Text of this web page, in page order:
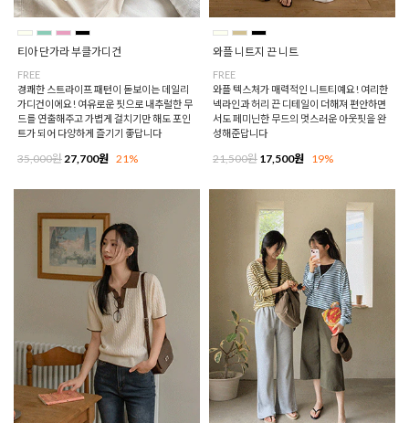
티아 단가라 부클가디건
FREE
경쾌한 스트라이프 패턴이 돋보이는 데일리
가디건이에요! 여유로운 핏으로 내추럴한 무
드를 연출해주고 가볍게 걸치기만 해도 포인
트가 되어 다양하게 즐기기 좋답니다
35,000원27,700원 21%
와플 니트지 끈 니트
FREE
와플 텍스처가 매력적인 니트티예요! 여리한
넥라인과 허리 끈 디테일이 더해져 편안하면
서도 페미닌한 무드의 멋스러운 아웃핏을 완
성해준답니다
21,500원 17,500원 19%